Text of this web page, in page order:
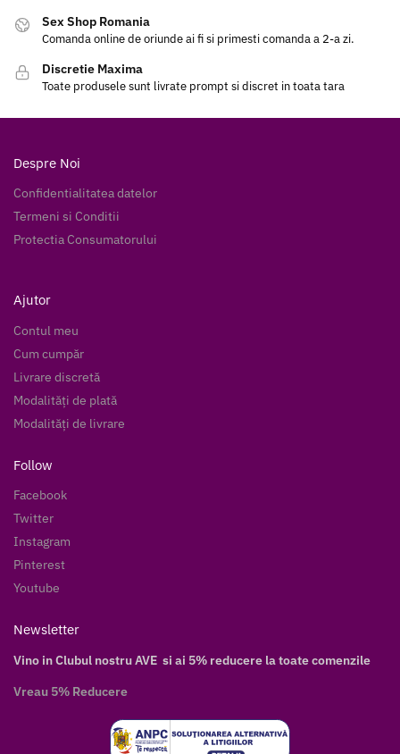
Sex Shop Romania
Comanda online de oriunde ai fi si primesti comanda a 2-a zi.
Discretie Maxima
Toate produsele sunt livrate prompt si discret in toata tara
Despre Noi
Confidentialitatea datelor
Termeni si Conditii
Protectia Consumatorului
Ajutor
Contul meu
Cum cumpăr
Livrare discretă
Modalități de plată
Modalități de livrare
Follow
Facebook
Twitter
Instagram
Pinterest
Youtube
Newsletter
Vino in Clubul nostru AVE si ai 5% reducere la toate comenzile
Vreau 5% Reducere